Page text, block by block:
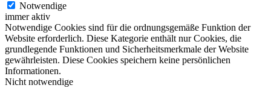
Notwendige
immer aktiv
Notwendige Cookies sind für die ordnungsgemäße Funktion der
Website erforderlich. Diese Kategorie enthält nur Cookies, die
grundlegende Funktionen und Sicherheitsmerkmale der Website
gewährleisten. Diese Cookies speichern keine persönlichen
Informationen.
Nicht notwendige